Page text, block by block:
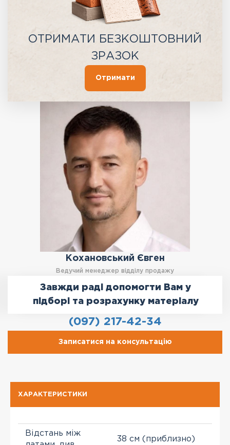
ОТРИМАТИ БЕЗКОШТОВНИЙ
ЗРАЗОК
Отримати
Кохановський Євген
Ведучий менеджер відділу продажу
Завжди раді допомогти Вам у
підборі та розрахунку матеріалу
(097) 217-42-34
Записатися на консультацію
ХАРАКТЕРИСТИКИ
Відстань між
38 см (приблизно)